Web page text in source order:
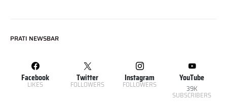
PRATI NEWSBAR
Facebook
LIKES
Twitter
FOLLOWERS
Instagram
FOLLOWERS
YouTube
39K
SUBSCRIBERS